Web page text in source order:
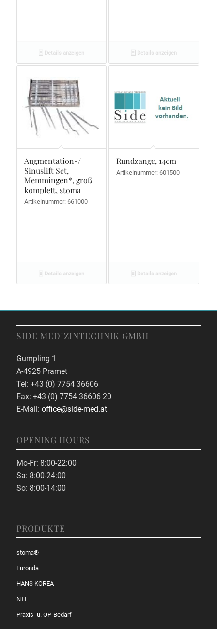
Details anzeigen Details anzeigen
Augmentation-/
Sinuslift Set,
Memmingen*, groß
komplett, stoma
Artikelnummer: 661000
Details anzeigen
Rundzange, 14cm
Artikelnummer: 601500
Details anzeigen
SIDE MEDIZINTECHNIK GMBH
Gumpling 1
A-4925 Pramet
Tel: +43 (0) 7754 36606
Fax: +43 (0) 7754 36606 20
E-Mail: office@side-med.at
OPENING HOURS
Mo-Fr: 8:00-22:00
Sa: 8:00-24:00
So: 8:00-14:00
PRODUKTE
stoma®
Euronda
HANS KOREA
NTI
Praxis- u. OP-Bedarf